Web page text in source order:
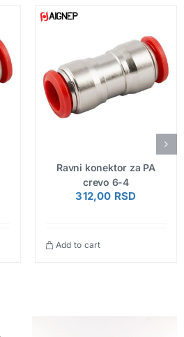
Ravni konektor za PA
crevo 6-4
312,00 RSD
Add to cart